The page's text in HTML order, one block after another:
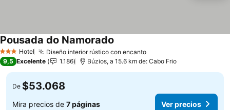
3 Estrellas
Hotel Diseño interior rústico con encantoVer precios
Pousada do Namorado
9,5 Excelente 1.186 Búzios, a 15.6 km de: Cabo Frio
De $53.068
Mira precios de 7 páginas Ver precios